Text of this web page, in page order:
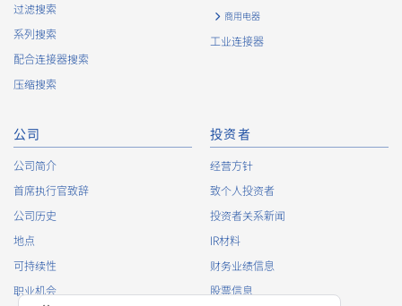
过滤搜索
系列搜索
配合连接器搜索
压缩搜索
商用电器
工业连接器
公司
公司简介
首席执行官致辞
公司历史
地点
可持续性
职业机会
投资者
经营方针
致个人投资者
投资者关系新闻
IR材料
财务业绩信息
股票信息